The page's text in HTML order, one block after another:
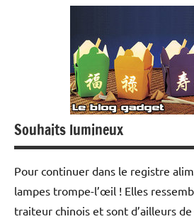
Souhaits lumineux
Pour continuer dans le registre
lampes trompe-l’œil ! Elles
traiteur chinois et sont d’ailleurs